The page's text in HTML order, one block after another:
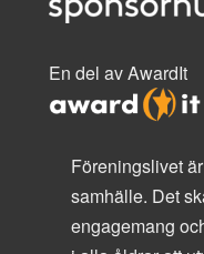
En del av AwardIt
Föreningslivet
samhälle. Det
engagemang